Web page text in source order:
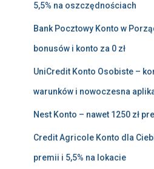
5,5% na oszczędnościach
Bank Pocztowy Konto w
bonusów i konto za 0 zł
UniCredit Konto Osobiste –
warunków i nowoczesna
Nest Konto – nawet 1250 zł
Credit Agricole Konto dla
premii i 5,5% na lokacie